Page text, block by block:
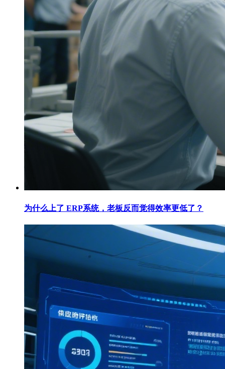
为什么上了 ERP系统，老板反而觉得效率更低了？